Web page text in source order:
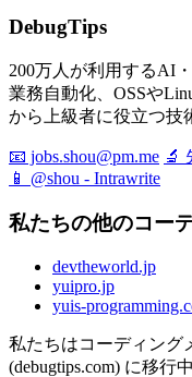
DebugTips
200万人が利用するAI
業務自動化、OSSや
から上級者に役立つ技
📧 jobs.shou@pm.me 🔬
📱 @shou - Intrawrite
私たちの他のコー
devtheworld.jp
yuipro.jp
yuis-
私たちはコーディング
(debugtips.com) に移行